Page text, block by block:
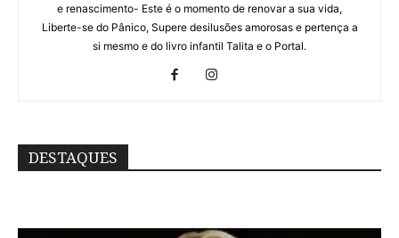
e renascimento- Este é o momento de renovar a sua vida,
Liberte-se do Pânico, Supere desilusões amorosas e pertença a
si mesmo e do livro infantil Talita e o Portal.
DESTAQUES